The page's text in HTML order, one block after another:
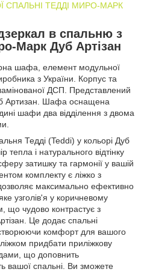
СПАЛЬНІ ТЕДДІ МИРО-МАРК
в спальню з
Марк Дуб Артізан
шафа, елемент модульної
з України. Корпус та
ДСП. Представлений
Артизан. Шафа оснащена
шафи два відділення з двома
Тедді (Teddі) у кольорі Дуб
тепла і натурального відтінку
затишку та гармонії у вашій
комплекту є ліжко з
максимально ефективно
узголів'я у коричневому
що чудово контрастує з
Це додає спальні
створюючи комфорт для вашого
придбати приліжкову
що доповнить
вашої спальні. Ви зможете